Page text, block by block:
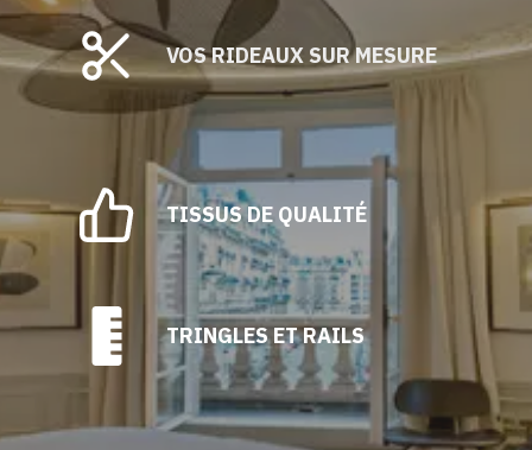
peuvent
être
choisies
sur
produit
VOS RIDEAUX SUR MESURE
TISSUS DE QUALITÉ
TRINGLES ET RAILS